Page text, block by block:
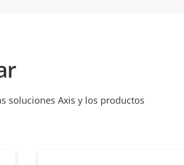
soluciones Axis y los productos